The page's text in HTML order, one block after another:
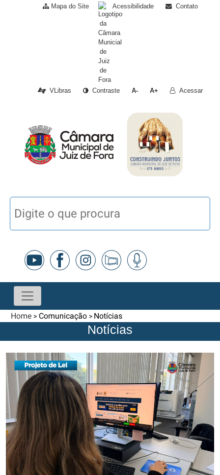
Mapa do Site Acessibilidade Contato
VLibras Contraste A- A+ Acessar
Home > Comunicação > Notícias
Notícias